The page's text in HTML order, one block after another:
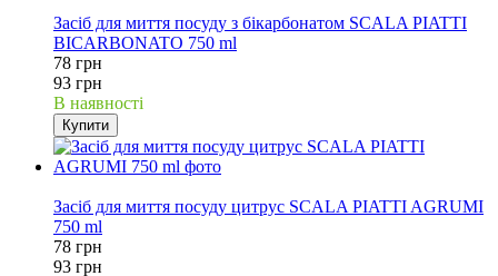
Засіб для миття посуду з бікарбонатом SCALA PIATTI
BICARBONATO 750 ml
78 грн
93 грн
В наявності
Купити
Засіб для миття посуду цитрус SCALA PIATTI AGRUMI
750 ml
78 грн
93 грн